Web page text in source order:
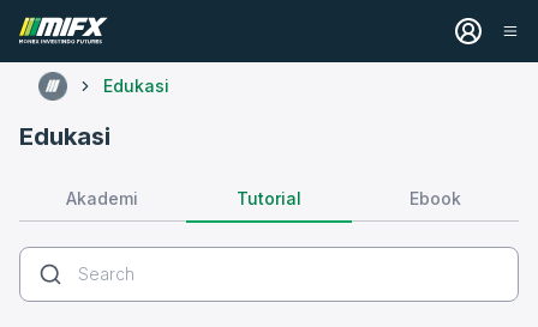
Edukasi
Edukasi
Akademi Tutorial Ebook